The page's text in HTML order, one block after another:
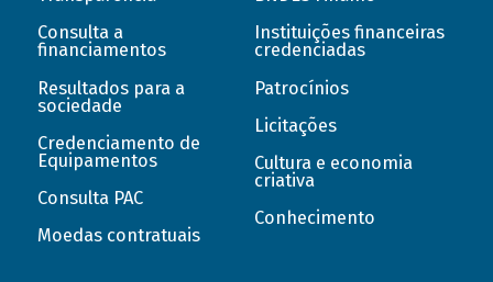
Consulta a
financiamentos
Resultados para a
sociedade
Credenciamento de
Equipamentos
Consulta PAC
Moedas contratuais
Instituições financeiras
credenciadas
Patrocínios
Licitações
Cultura e economia
criativa
Conhecimento